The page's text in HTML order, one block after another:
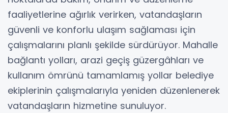
faaliyetlerine ağırlık verirken, vatandaşların
güvenli ve konforlu ulaşım sağlaması için
çalışmalarını planlı şekilde sürdürüyor. Mahalle
bağlantı yolları, arazi geçiş güzergâhları ve
kullanım ömrünü tamamlamış yollar belediye
ekiplerinin çalışmalarıyla yeniden düzenlenerek
vatandaşların hizmetine sunuluyor.